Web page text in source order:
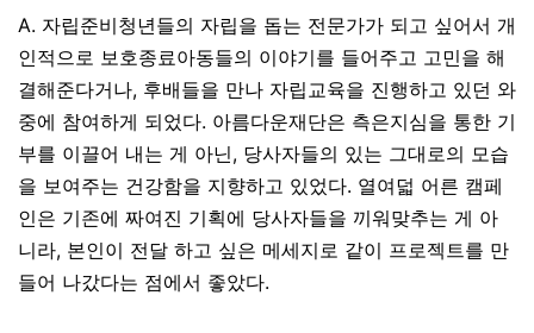
A. 자립준비청년들의 자립을 돕는 전문가가 되고 싶어서 개
인적으로 보호종료아동들의 이야기를 들어주고 고민을 해
결해준다거나, 후배들을 만나 자립교육을 진행하고 있던 와
중에 참여하게 되었다. 아름다운재단은 측은지심을 통한 기
부를 이끌어 내는 게 아닌, 당사자들의 있는 그대로의 모습
을 보여주는 건강함을 지향하고 있었다. 열여덟 어른 캠페
인은 기존에 짜여진 기획에 당사자들을 끼워맞추는 게 아
니라, 본인이 전달 하고 싶은 메세지로 같이 프로젝트를 만
들어 나갔다는 점에서 좋았다.